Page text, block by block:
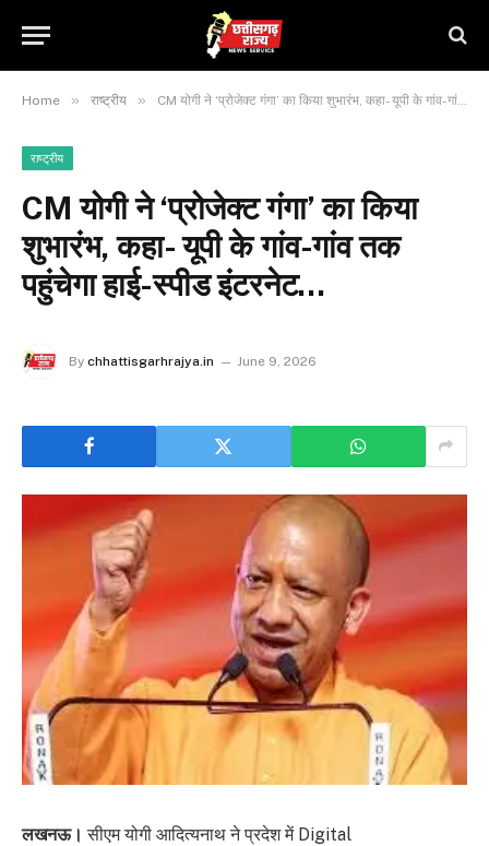
Home » राष्ट्रीय » CM योगी ने ‘प्रोजेक्ट गंगा’ का किया शुभारंभ, कहा- यूपी के गांव-गांव तक पहुंचेगा हाई-स्पीड इंटरनेट…
राष्ट्रीय
CM योगी ने ‘प्रोजेक्ट गंगा’ का किया
शुभारंभ, कहा- यूपी के गांव-गांव तक
पहुंचेगा हाई-स्पीड इंटरनेट…
By chhattisgarhrajya.in June 9, 2026
लखनऊ।सीएम योगी आदित्यनाथ ने प्रदेश में Digital